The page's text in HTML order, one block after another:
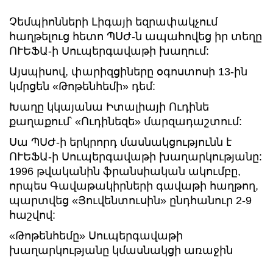
Չեմպիոնների Լիգայի եզրափակչում
հաղթելուց հետո ՊՍԺ-ն ապահովեց իր տեղը
ՈՒԵՖԱ-ի Սուպերգավաթի խաղում:
Այսպիսով, փարիզցիները օգոստոսի 13-ին
կմրցեն «Թոթենհեմի» դեմ:
Խաղը կկայանա Իտալիայի Ուդինե
քաղաքում՝ «Ուդինեզե» մարզադաշտում:
Սա ՊՍԺ-ի երկրորդ մասնակցությունն է
ՈՒԵՖԱ-ի Սուպերգավաթի խաղարկությանը:
1996 թվականին ֆրանսիական ակումբը,
որպես Գավաթակիրների գավաթի հաղթող,
պարտվեց «Յուվենտուսին» ընդհանուր 2-9
հաշվով:
«Թոթենհեմը» Սուպերգավաթի
խաղարկությանը կմասնակցի առաջին